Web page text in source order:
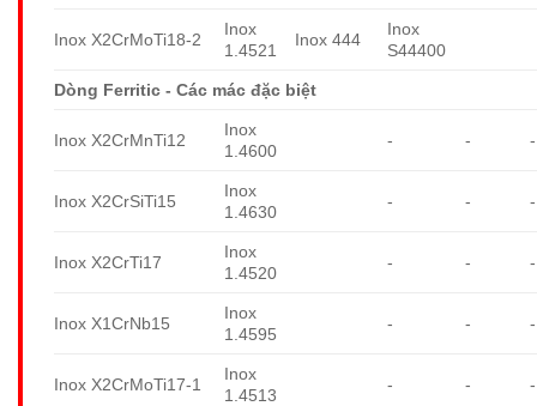
Inox X2CrMoTi18-2
Inox
1.4521
Inox 444
Inox
S44400
Dòng Ferritic - Các mác đặc biệt
Inox X2CrMnTi12
Inox
1.4600
- - -
Inox X2CrSiTi15
Inox
1.4630
- - -
Inox X2CrTi17
Inox
1.4520
- - -
Inox X1CrNb15
Inox
1.4595
- - -
Inox X2CrMoTi17-1
Inox
1.4513
- - -